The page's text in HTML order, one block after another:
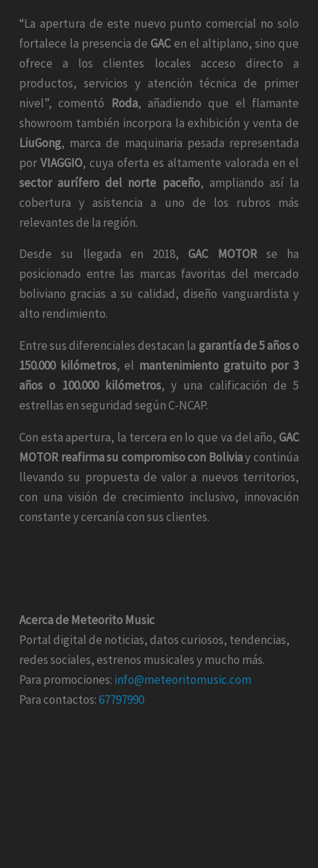
“La apertura de este nuevo punto comercial no solo
fortalece la presencia deGACen el altiplano, sino que
ofrece a los clientes locales acceso directo a
productos, servicios y atención técnica de primer
nivel”, comentó Roda, añadiendo que el flamante
showroom también incorpora la exhibición y venta de
LiuGong, marca de maquinaria pesada representada
por VIAGGIO, cuya oferta es altamente valorada en el
sector aurífero del norte paceño, ampliando así la
cobertura y asistencia a uno de los rubros más
relevantes de la región.
Desde su llegada en 2018,GAC MOTORse ha
posicionado entre las marcas favoritas del mercado
boliviano gracias a su calidad, diseño vanguardista y
alto rendimiento.
Entre sus diferenciales destacan la garantía de 5 años o
150.000 kilómetros, el mantenimiento gratuito por 3
años o 100.000 kilómetros, y una calificación de 5
estrellas en seguridad según C-NCAP.
Con esta apertura, la tercera en lo que va del año, GAC
MOTOR reafirma su compromiso con Boliviay continúa
llevando su propuesta de valor a nuevos territorios,
con una visión de crecimiento inclusivo, innovación
constante y cercanía con sus clientes.
Acerca de Meteorito Music
Portal digital de noticias, datos curiosos, tendencias,
redes sociales, estrenos musicales y mucho más.
Para promociones: info@meteoritomusic.com
Para contactos:67797990